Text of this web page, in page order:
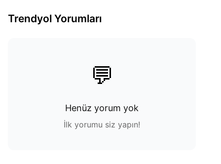
Trendyol Yorumları
💬
Henüz yorum yok
İlk yorumu siz yapın!